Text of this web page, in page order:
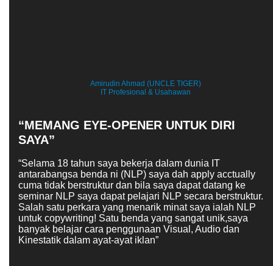
Amirudin Ahmad (UNCLE TIGER)
IT Profesional & Usahawan
“MEMANG EYE-OPENER UNTUK DIRI
SAYA”
“Selama 18 tahun saya bekerja dalam dunia IT
antarabangsa benda ni (NLP) saya dah apply acctually
cuma tidak berstruktur dan bila saya dapat datang ke
seminar NLP saya dapat pelajari NLP secara berstruktur.
Salah satu perkara yang menarik minat saya ialah NLP
untuk copywriting! Satu benda yang sangat unik,saya
banyak belajar cara penggunaan Visual, Audio dan
Kinestatik dalam ayat-ayat iklan”